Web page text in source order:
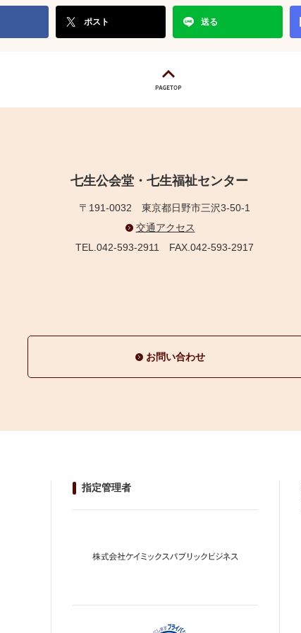
ポスト 送る
七生公会堂・七生福祉センター
〒191-0032 東京都日野市三沢3-50-1
交通アクセス
TEL.042-593-2911 FAX.042-593-2917
お問い合わせ
指定管理者